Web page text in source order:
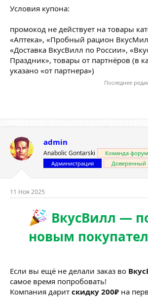
Условия купона:
промокод не действует на товары
«Аптека», «Пробный рацион
«Доставка ВкусВилл по России»,
Праздник», товары от партнёров (в
указано «от партнера»)
Последнее
admin
Anabolic Gontarski
Команда
Администрация
Доверенный
11 Ноя 2025
ВкусВилл —
новым
Если вы ещё не делали заказ во
самое время попробовать!
Компания дарит скидку 200₽ на